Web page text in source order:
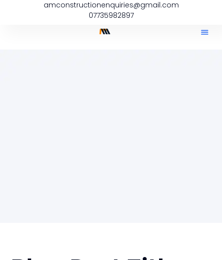
amconstructionenquiries@gmail.com
07735982897